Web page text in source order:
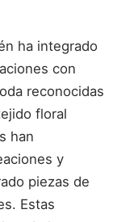
ha integrado
con
reconocidas
floral
han
y
piezas de
Estas